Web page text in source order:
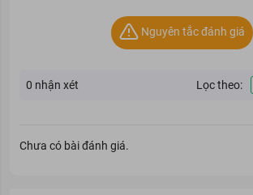
Nguyên tắc đánh giá
0 nhận xét Lọc theo:
Chưa có bài đánh giá.